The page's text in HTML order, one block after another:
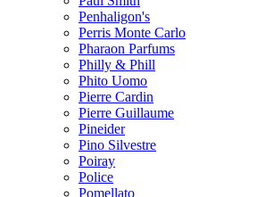
Penhaligon's
Perris Monte Carlo
Pharaon Parfums
Philly & Phill
Phito Uomo
Pierre Cardin
Pierre Guillaume
Pineider
Pino Silvestre
Poiray
Police
Pomellato